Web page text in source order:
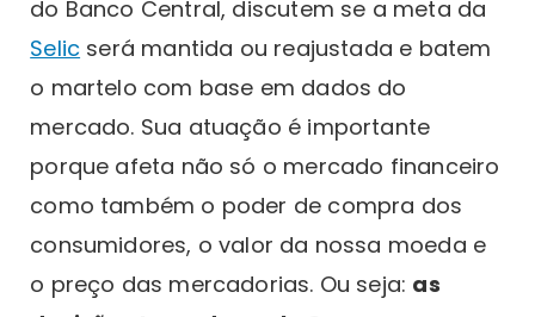
do Banco Central, discutem se a meta da
Selic será mantida ou reajustada e batem
o martelo com base em dados do
mercado. Sua atuação é importante
porque afeta não só o mercado financeiro
como também o poder de compra dos
consumidores, o valor da nossa moeda e
o preço das mercadorias. Ou seja: as